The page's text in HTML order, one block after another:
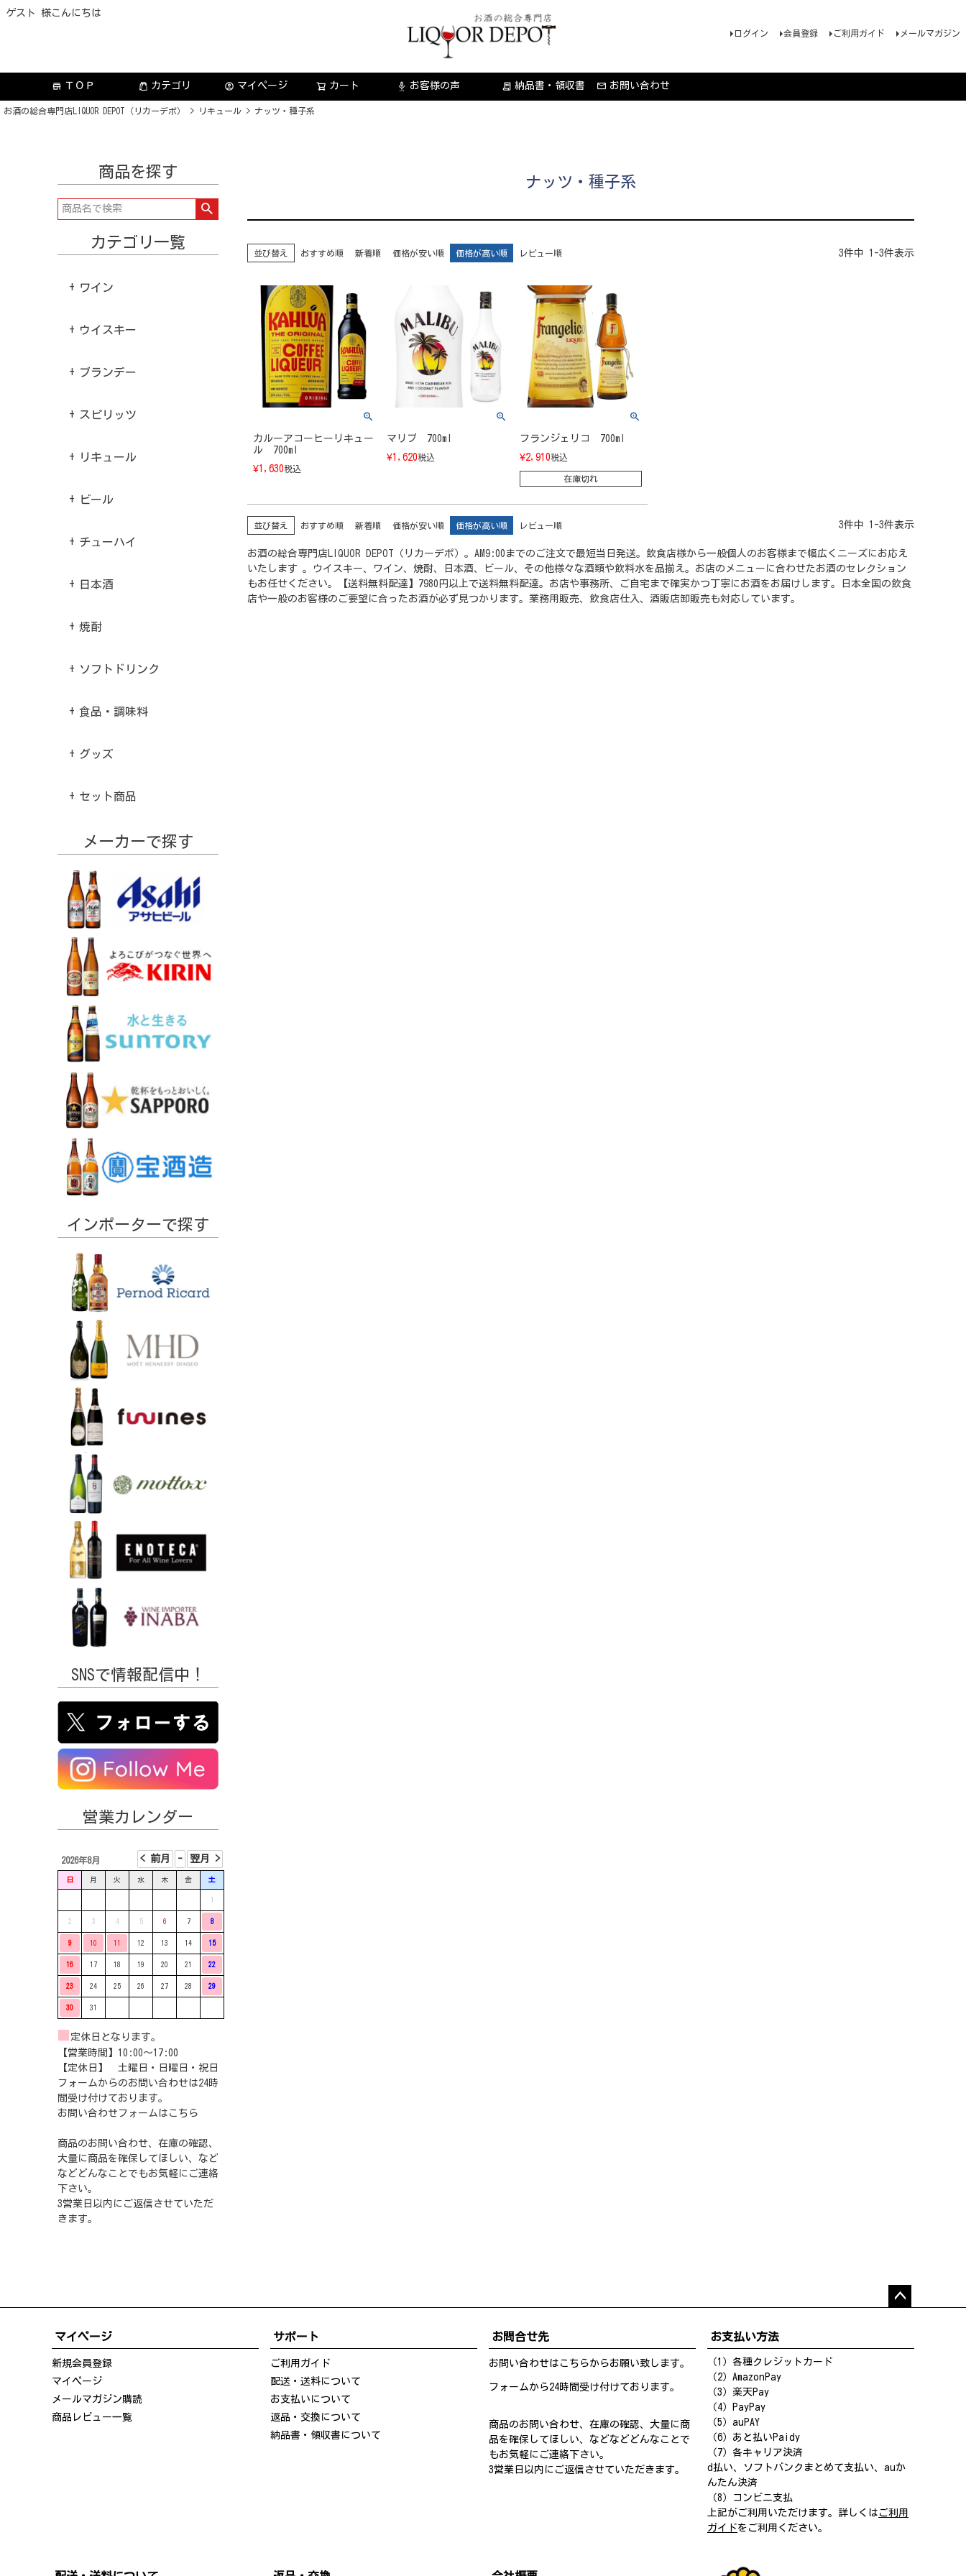
ゲスト 様こんにちは
ログイン 会員登録 ご利用ガイド メールマガジン
store ＴＯＰ カテゴリ account_circle マイページ カート settings_voice お客様の声 receipt_long 納品書・領収書 お問い合わせ
お酒の総合専門店LIQUOR DEPOT（リカーデポ） リキュール ナッツ・種子系
商品を探す
カテゴリ一覧
ワイン
ウイスキー
ブランデー
スピリッツ
リキュール
ビール
チューハイ
日本酒
焼酎
ソフトドリンク
食品・調味料
グッズ
セット商品
メーカーで探す
インポーターで探す
SNSで情報配信中！
営業カレンダー
2026年8月
日 月 火 水 木 金 土
1
2 3 4 5 6 7 8
9 10 11 12 13 14 15
16 17 18 19 20 21 22
23 24 25 26 27 28 29
30 31
定休日となります。
【営業時間】10:00〜17:00
【定休日】 土曜日・日曜日・祝日
フォームからのお問い合わせは24時
間受け付けております。
お問い合わせフォームは こちら
商品のお問い合わせ、在庫の確認、
大量に商品を確保してほしい、など
などどんなことでもお気軽にご連絡
下さい。
3営業日以内にご返信させていただ
きます。
ナッツ・種子系
並び替え おすすめ順 新着順 価格が安い順 価格が高い順 レビュー順 3件中 1 -3件表示
カルーアコーヒーリキュー
ル 700ml
¥1,630税込
マリブ 700ml
¥1,620税込
フランジェリコ 700ml
¥2,910税込
在庫切れ
並び替え おすすめ順 新着順 価格が安い順 価格が高い順 レビュー順 3件中 1 -3件表示
お酒の総合専門店LIQUOR DEPOT（リカーデポ）。AM9:00までのご注文で最短当日発送。飲食店様から一般個人のお客様まで幅広くニーズにお応え
いたします 。ウイスキー、ワイン、焼酎、日本酒、ビール、その他様々な酒類や飲料水を品揃え。お店のメニューに合わせたお酒のセレクション
もお任せください。【送料無料配達】7980円以上で送料無料配達。お店や事務所、ご自宅まで確実かつ丁寧にお酒をお届けします。日本全国の飲食
店や一般のお客様のご要望に合ったお酒が必ず見つかります。業務用販売、飲食店仕入、酒販店卸販売も対応しています。
ップ
マイページ
新規会員登録
マイページ
メールマガジン購読
商品レビュー一覧
サポート
ご利用ガイド
配送・送料について
お支払いについて
返品・交換について
納品書・領収書について
お問合せ先
お問い合わせは こちらからお願い致します。
フォームから24時間受け付けております。
商品のお問い合わせ、在庫の確認、大量に商
品を確保してほしい、などなどどんなことで
もお気軽にご連絡下さい。
3営業日以内にご返信させていただきます。
お支払い方法
（1）各種クレジットカード
（2）AmazonPay
（3）楽天Pay
（4）PayPay
（5）auPAY
（6）あと払いPaidy
（7）各キャリア決済
d払い、ソフトバンクまとめて支払い、auか
んたん決済
（8）コンビニ支払
上記がご利用いただけます。詳しくは ご利用
ガイドをご利用ください。